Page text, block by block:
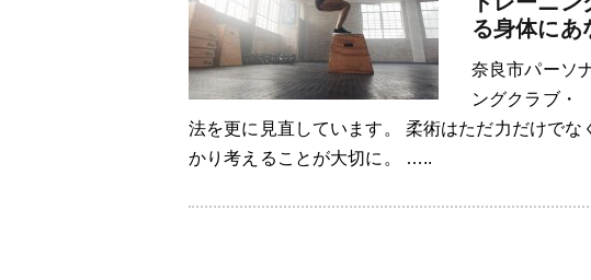
る身体にあ
奈良市パーソ
ングクラブ・
法を更に見直しています。 柔術はただ力だけで
かり考えることが大切に。 …..